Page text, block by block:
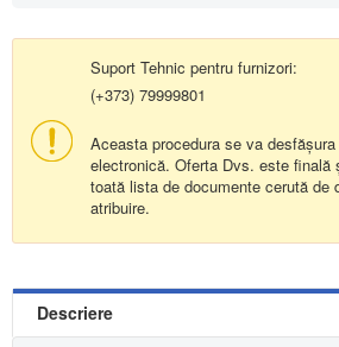
Suport Tehnic pentru furnizori:
(+373) 79999801
Aceasta procedura se va
electronică. Oferta Dvs. este finală
toată lista de documente cerută de
atribuire.
Descriere